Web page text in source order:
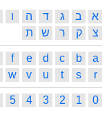
א ב ג ד ה ו
צ
ק ר ש ת
a
b
c
d
e
f
r
s
t
u
v
w
0
1
2
3
4
5